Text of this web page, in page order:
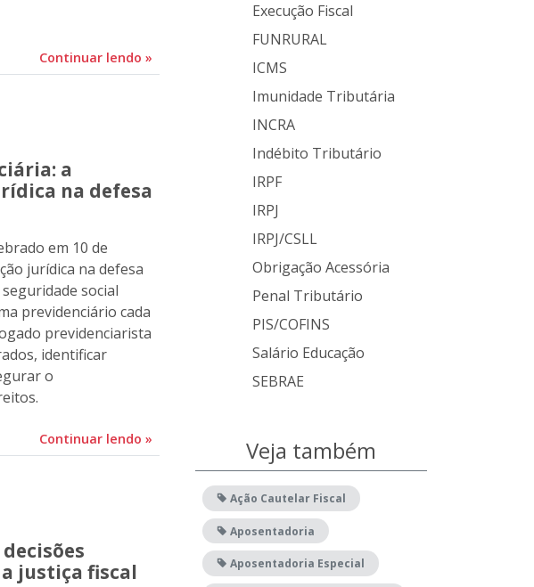
Continuar lendo »
a
na defesa
em 10 de
jurídica na defesa
social
previdenciário cada
previdenciarista
identificar
o
Continuar lendo »
justiça fiscal
Execução Fiscal
FUNRURAL
ICMS
Imunidade Tributária
INCRA
Indébito Tributário
IRPF
IRPJ
IRPJ/CSLL
Obrigação Acessória
Penal Tributário
PIS/COFINS
Salário Educação
SEBRAE
Veja também
Ação Cautelar Fiscal
Aposentadoria
Aposentadoria Especial